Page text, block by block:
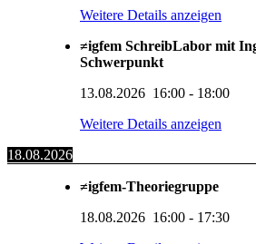
Weitere Details anzeigen
≠igfem SchreibLabor mit
Schwerpunkt
13.08.2026 16:00 - 18:00
Weitere Details anzeigen
18.08.2026
≠igfem-Theoriegruppe
18.08.2026 16:00 - 17:30